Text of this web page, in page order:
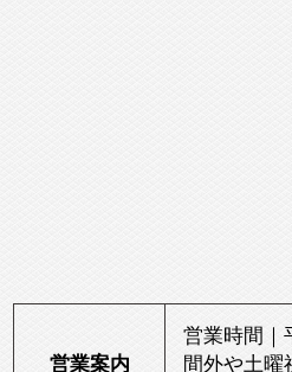
営業案内
営業時間｜
間外や土曜